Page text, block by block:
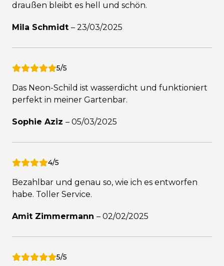
draußen bleibt es hell und schön.
Mila Schmidt – 23/03/2025
5/5
Das Neon-Schild ist wasserdicht und funktioniert
perfekt in meiner Gartenbar.
Sophie Aziz – 05/03/2025
4/5
Bezahlbar und genau so, wie ich es entworfen
habe. Toller Service.
Amit Zimmermann – 02/02/2025
5/5